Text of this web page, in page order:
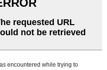
Swahili
Tajik
Telugu
Ukrainian